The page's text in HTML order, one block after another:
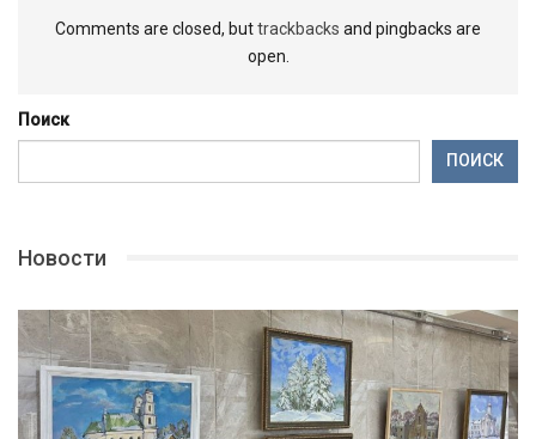
Comments are closed, buttrackbacks and pingbacks are
open.
Поиск
ПОИСК
Новости